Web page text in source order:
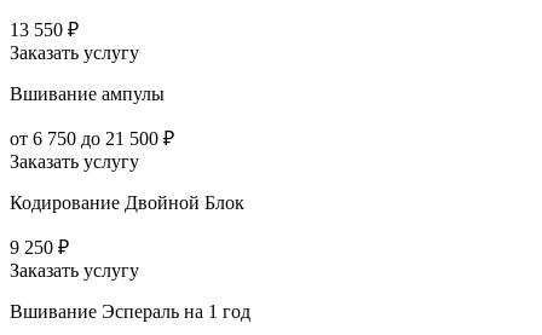
13 550 ₽
Заказать услугу
Вшивание ампулы
от 6 750 до 21 500 ₽
Заказать услугу
Кодирование Двойной Блок
9 250 ₽
Заказать услугу
Вшивание Эспераль на 1 год